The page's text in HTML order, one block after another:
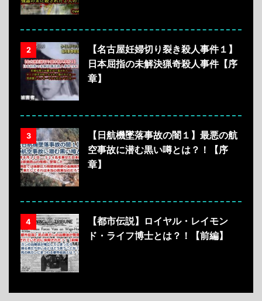
2
【名古屋妊婦切り裂き殺人事件１】
日本屈指の未解決猟奇殺人事件【序
章】
3
【日航機墜落事故の闇１】最悪の航
空事故に潜む黒い噂とは？！【序
章】
4
【都市伝説】ロイヤル・レイモン
ド・ライフ博士とは？！【前編】